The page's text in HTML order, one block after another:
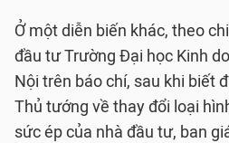
Ở một diễn biến khác, theo
đầu tư Trường Đại học Kinh
Nội trên báo chí, sau khi biết
Thủ tướng về thay đổi loại
sức ép của nhà đầu tư, ban